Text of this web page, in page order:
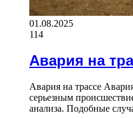
01.08.2025
114
Авария на
Авария на трассе
серьезным
анализа. Подобные